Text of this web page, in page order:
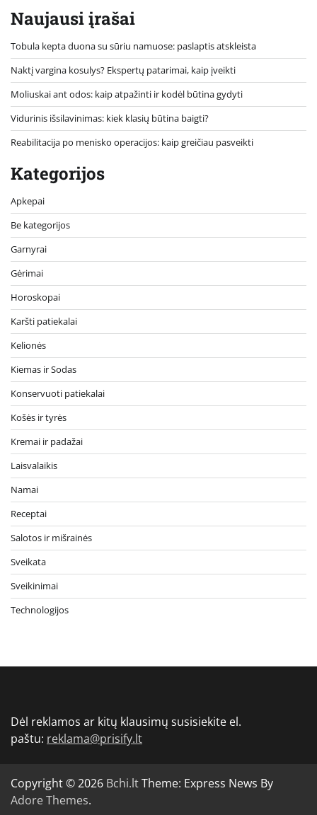
Naujausi įrašai
Tobula kepta duona su sūriu namuose: paslaptis atskleista
Naktį vargina kosulys? Ekspertų patarimai, kaip įveikti
Moliuskai ant odos: kaip atpažinti ir kodėl būtina gydyti
Vidurinis išsilavinimas: kiek klasių būtina baigti?
Reabilitacija po menisko operacijos: kaip greičiau pasveikti
Kategorijos
Apkepai
Be kategorijos
Garnyrai
Gėrimai
Horoskopai
Karšti patiekalai
Kelionės
Kiemas ir Sodas
Konservuoti patiekalai
Košės ir tyrės
Kremai ir padažai
Laisvalaikis
Namai
Receptai
Salotos ir mišrainės
Sveikata
Sveikinimai
Technologijos
Dėl reklamos ar kitų klausimų susisiekite el.
paštu: reklama@prisify.lt
Copyright © 2026 Bchi.ltTheme: Express News By
Adore Themes.